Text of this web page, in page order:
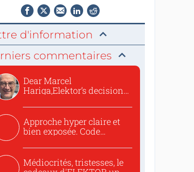
d'information
commentaires
Dear Marcel
Hariga,Elektor’s decision
Approche hyper claire et
bien exposée. Code
Médiocrités, tristesses, le